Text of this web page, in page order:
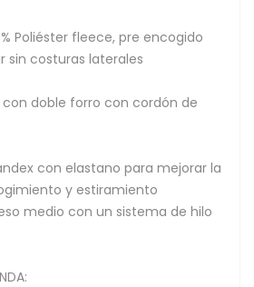
Poliéster fleece, pre encogido
sin costuras laterales
doble forro con cordón de
con elastano para mejorar la
y estiramiento
medio con un sistema de hilo